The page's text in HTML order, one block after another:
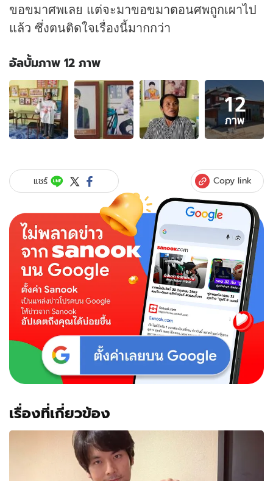
ขอขมาศพเลย แต่จะมาขอขมาตอนศพถูกเผาไป
แล้ว ซึ่งตนติดใจเรื่องนี้มากกว่า
อัลบั้มภาพ 12 ภาพ
อัลบั้ม
ภาพ
12
ภาพ
ของ
ไม่
ติดใจ
ไฟ
แดง
ตาย
นักกีฬา
ชาติ
เยียวยา
6.6
แสน
12
ภาพ
แชร์ Copy link
เรื่องที่เกี่ยวข้อง